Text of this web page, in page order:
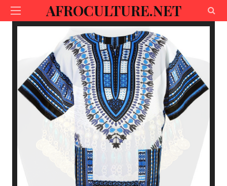
AFROCULTURE.NET